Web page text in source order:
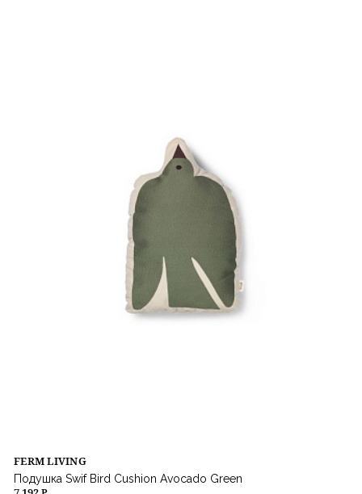
FERM LIVING
Подушка Swif Bird Cushion Avocado Green